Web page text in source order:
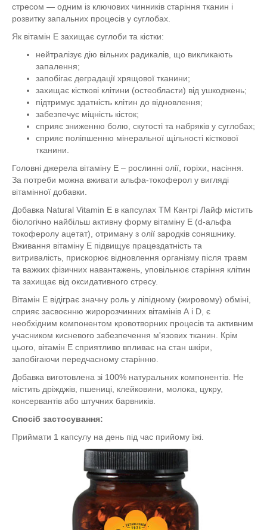
стресом — одним із ключових чинників старіння тканин і
розвитку запальних процесів у суглобах.
Як вітамін Е захищає суглоби та кістки:
нейтралізує дію вільних радикалів, що викликають
запалення;
запобігає деградації хрящової тканини;
захищає кісткові клітини (остеобласти) від ушкоджень;
підтримує здатність клітин до відновлення;
забезпечує міцність кісток;
сприяє зниженню болю, скутості та набряків у суглобах;
сприяє поліпшенню мінеральної щільності кісткової
тканини.
Головні джерела вітаміну Е – рослинні олії, горіхи, насіння.
За потреби можна вживати альфа-токоферол у вигляді
вітамінної добавки.
Добавка Natural Vitamin E в капсулах ТМ Кантрі Лайф містить
біологічно найбільш активну форму вітаміну Е (d-альфа
токоферолу ацетат), отриману з олії зародків соняшнику.
Вживання вітаміну Е підвищує працездатність та
витривалість, прискорює відновлення організму після травм
та важких фізичних навантажень, уповільнює старіння клітин
та захищає від оксидативного стресу.
Вітамін Е відіграє значну роль у ліпідному (жировому) обміні,
сприяє засвоєнню жиророзчинних вітамінів А і D, є
необхідним компонентом кровотворних процесів та активним
учасником кисневого забезпечення м'язових тканин. Крім
цього, вітамін Е сприятливо впливає на стан шкіри,
запобігаючи передчасному старінню.
Добавка виготовлена зі 100% натуральних компонентів. Не
містить дріжджів, пшениці, клейковини, молока, цукру,
консервантів або штучних барвників.
Спосіб застосування:
Приймати 1 капсулу на день під час прийому їжі.